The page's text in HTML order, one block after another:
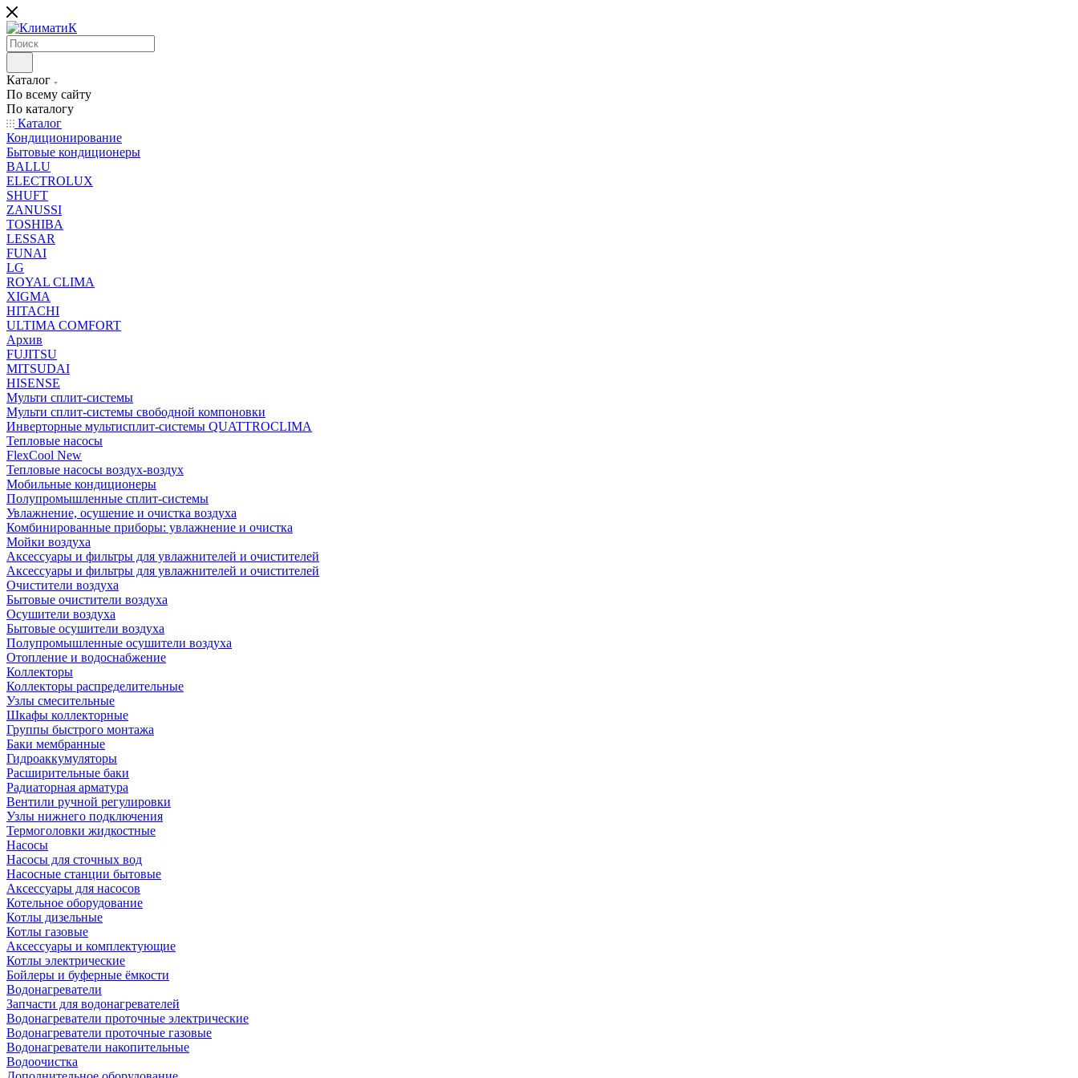
Каталог
По всему сайту
По каталогу
Каталог
Кондиционирование
Бытовые кондиционеры
BALLU
ELECTROLUX
SHUFT
ZANUSSI
TOSHIBA
LESSAR
FUNAI
LG
ROYAL CLIMA
XIGMA
HITACHI
ULTIMA COMFORT
Архив
FUJITSU
MITSUDAI
HISENSE
Мульти сплит-системы
Мульти сплит-системы свободной компоновки
Инверторные мультисплит-системы QUATTROCLIMA
Тепловые насосы
FlexCool New
Тепловые насосы воздух-воздух
Мобильные кондиционеры
Полупромышленные сплит-системы
Увлажнение, осушение и очистка воздуха
Комбинированные приборы: увлажнение и очистка
Мойки воздуха
Аксессуары и фильтры для увлажнителей и очистителей
Аксессуары и фильтры для увлажнителей и очистителей
Очистители воздуха
Бытовые очистители воздуха
Осушители воздуха
Бытовые осушители воздуха
Полупромышленные осушители воздуха
Отопление и водоснабжение
Коллекторы
Коллекторы распределительные
Узлы смесительные
Шкафы коллекторные
Группы быстрого монтажа
Баки мембранные
Гидроаккумуляторы
Расширительные баки
Радиаторная арматура
Вентили ручной регулировки
Узлы нижнего подключения
Термоголовки жидкостные
Насосы
Насосы для сточных вод
Насосные станции бытовые
Аксессуары для насосов
Котельное оборудование
Котлы дизельные
Котлы газовые
Аксессуары и комплектующие
Котлы электрические
Бойлеры и буферные ёмкости
Водонагреватели
Запчасти для водонагревателей
Водонагреватели проточные электрические
Водонагреватели проточные газовые
Водонагреватели накопительные
Водоочистка